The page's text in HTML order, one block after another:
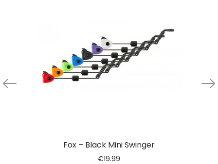
Fox – Black Mini Swinger
€19.99